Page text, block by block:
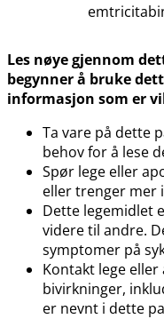
Les nøye gjennom
begynner å bruke
informasjon som er
Ta vare på dette
behov for å lese
Spør lege eller
eller trenger mer
Dette legemidlet
videre til andre.
symptomer på
Kontakt lege
bivirkninger,
er nevnt i dette